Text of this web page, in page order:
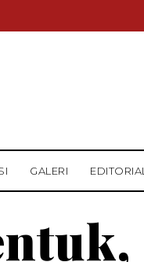
GALERI EDITORIAL